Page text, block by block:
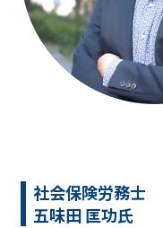
社会保険労務士
五味田 匡功氏